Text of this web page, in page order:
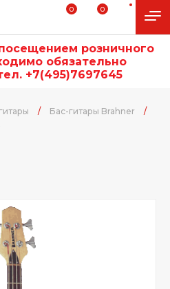
0 0
розничного
обязательно
+7(495)7697645
/ Бас-гитары Brahner
/